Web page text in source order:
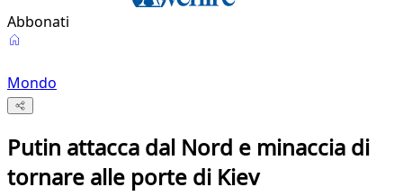
Abbonati
Mondo
Putin attacca dal Nord e minaccia di
tornare alle porte di Kiev